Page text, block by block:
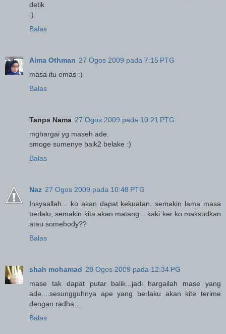
detik
:)
Balas
Aima Othman 27 Ogos 2009 pada 7:15 PTG
masa itu emas :)
Balas
Tanpa Nama 27 Ogos 2009 pada 10:21 PTG
mghargai yg maseh ade.
smoge sumenye baik2 belake :)
Balas
Naz 27 Ogos 2009 pada 10:48 PTG
Insyaallah... ko akan dapat kekuatan. semakin lama masa
berlalu, semakin kita akan matang... kaki ker ko maksudkan
atau somebody??
Balas
shah mohamad 28 Ogos 2009 pada 12:34 PG
mase tak dapat putar balik...jadi hargailah mase yang
ade....sesungguhnya ape yang berlaku akan kite terime
dengan radha....
Balas